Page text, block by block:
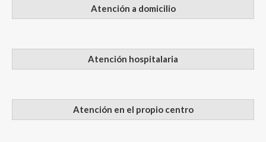
Atención a domicilio
Atención hospitalaria
Atención en el propio centro